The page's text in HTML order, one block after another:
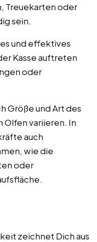
Treuekarten oder
sein.
und effektives
Kasse auftreten
oder
Größe und Art des
Olfen variieren. In
auch
wie die
oder
zeichnet Dich aus